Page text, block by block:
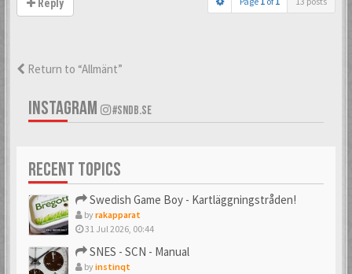
Reply
Return to “Allmänt”
INSTAGRAM #SNDB.SE
RECENT TOPICS
Swedish Game Boy - Kartläggningstråden!
byrakapparat
31 Jul 2026, 00:44
SNES - SCN - Manual
byinstinqt